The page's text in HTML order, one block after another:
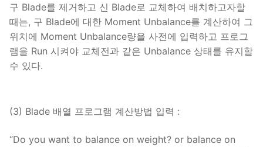
구 Blade를 제거하고 신 Blade로 교체하여 배치하고자할
때는, 구 Blade에 대한 Moment Unbalance를 계산하여 그
위치에 Moment Unbalance량을 사전에 입력하고 프로그
램을 Run 시켜야 교체전과 같은 Unbalance 상태를 유지할
수 있다.
(3) Blade 배열 프로그램 계산방법 입력 :
“Do you want to balance on weight? or balance on